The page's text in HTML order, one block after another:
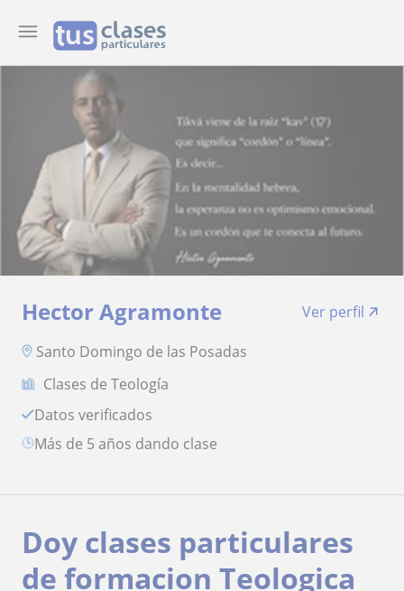
Hector Agramonte
Ver perfil
Santo Domingo de las Posadas
Clases de Teología
Datos verificados
más de 5 años dando clase
Doy clases particulares
de formacion Teologica